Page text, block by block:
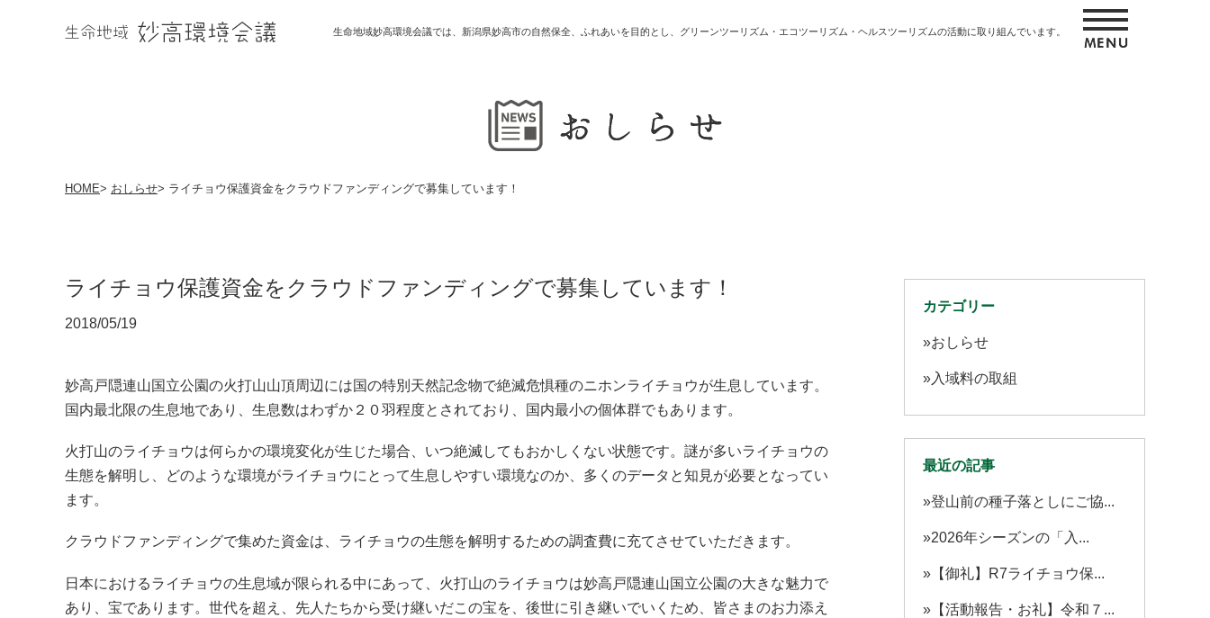
生命地域妙高環境会議では、新潟県妙高市の自然保全、ふれあいを目的とし、グリーンツーリズム・エコツーリズム・ヘルスツーリズムの活動に取り組んでいます。
HOME> おしらせ> ライチョウ保護資金をクラウドファンディングで募集しています！
ライチョウ保護資金をクラウドファンディングで募集しています！
2018/05/19
妙高戸隠連山国立公園の火打山山頂周辺には国の特別天然記念物で絶滅危惧種のニホンライチョウが生息しています。
国内最北限の生息地であり、生息数はわずか２０羽程度とされており、国内最小の個体群でもあります。
火打山のライチョウは何らかの環境変化が生じた場合、いつ絶滅してもおかしくない状態です。謎が多いライチョウの
生態を解明し、どのような環境がライチョウにとって生息しやすい環境なのか、多くのデータと知見が必要となってい
ます。
クラウドファンディングで集めた資金は、ライチョウの生態を解明するための調査費に充てさせていただきます。
日本におけるライチョウの生息域が限られる中にあって、火打山のライチョウは妙高戸隠連山国立公園の大きな魅力で
あり、宝であります。世代を超え、先人たちから受け継いだこの宝を、後世に引き継いでいくため、皆さまのお力添え
カテゴリー
おしらせ
入域料の取組
最近の記事
登山前の種子落としにご協...
2026年シーズンの「入...
【御礼】R7ライチョウ保...
【活動報告・お礼】令和７...